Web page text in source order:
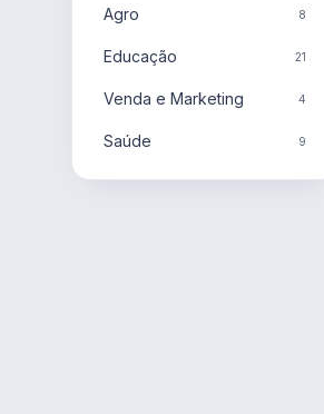
Agro 8
Educação 21
Venda e Marketing 4
Saúde 9